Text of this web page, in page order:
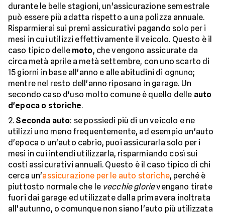
durante le belle stagioni, un'assicurazione semestrale
può essere più adatta rispetto a una polizza annuale.
Risparmierai sui premi assicurativi pagando solo per i
mesi in cui utilizzi effettivamente il veicolo. Questo è il
caso tipico delle moto, che vengono assicurate da
circa metà aprile a metà settembre, con uno scarto di
15 giorni in base all'anno e alle abitudini di ognuno;
mentre nel resto dell'anno riposano in garage. Un
secondo caso d'uso molto comune è quello delle auto
d'epoca o storiche.
Seconda auto: se possiedi più di un veicolo e ne
utilizzi uno meno frequentemente, ad esempio un'auto
d'epoca o un'auto cabrio, puoi assicurarla solo per i
mesi in cui intendi utilizzarla, risparmiando così sui
costi assicurativi annuali. Questo è il caso tipico di chi
cerca un'assicurazione per le auto storiche, perché è
piuttosto normale che le vecchie glorievengano tirate
fuori dai garage ed utilizzate dalla primavera inoltrata
all'autunno, o comunque non siano l'auto più utilizzata